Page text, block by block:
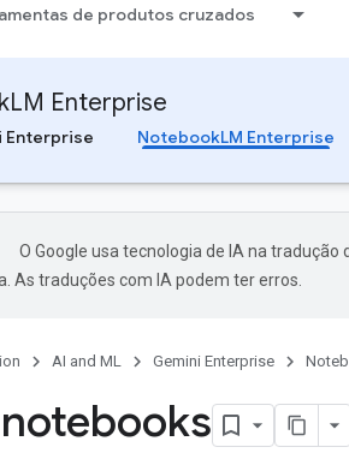
de produtos cruzados
Enterprise
Enterprise NotebookLM Enterprise
O Google usa tecnologia de IA na tradução
As traduções com IA podem ter erros.
AI and ML Gemini Enterprise